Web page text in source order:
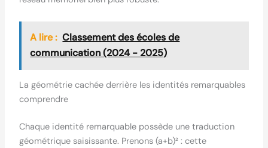
A lire : Classement des écoles de
communication (2024 - 2025)
La géométrie cachée derrière les identités remarquables
comprendre
Chaque identité remarquable possède une traduction
géométrique saisissante. Prenons (a+b)² : cette